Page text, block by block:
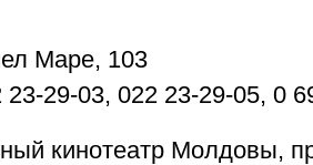
Маре, 103
23-29-03, 022 23-29-05, 0
кинотеатр Молдовы,